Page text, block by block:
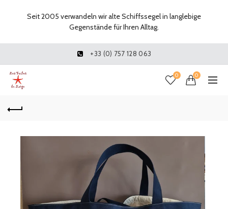
+33 (0) 757 128 063
0 0
Seit 2005 verwandeln wir alte Schiffssegel in langlebige
Gegenstände für Ihren Alltag.